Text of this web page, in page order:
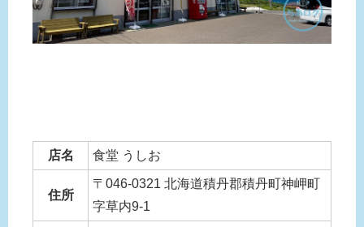
店名 食堂 うしお
住所
〒046-0321 北海道積丹郡積丹町神岬町
字草内9‑1